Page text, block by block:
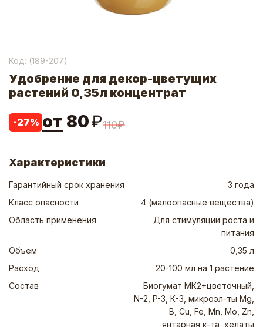
Код: (189-207)
Удобрение для декор-цветущих
растений 0,35л концентрат
-27% от 80₽110₽
Характеристики
Гарантийный срок хранения
3 года
Класс опасности
4 (малоопасные вещества)
Область применения
Для стимуляции роста и
питания
Объем
0,35 л
Расход
20-100 мл на 1 растение
Состав
Биогумат МК2+цветочный,
N-2, P-3, К-3, микроэл-ты Mg,
В, Cu, Fe, Mn, Mo, Zn,
янтарная к-та, хелаты